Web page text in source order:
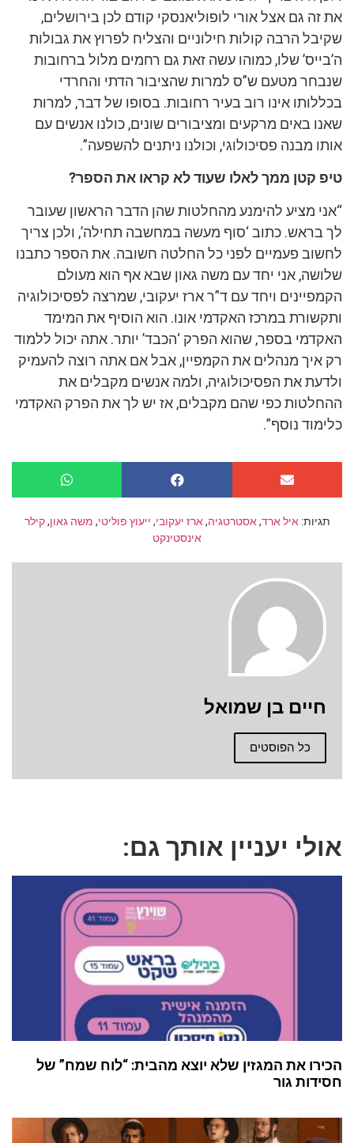
את זה גם אצל אורי לופוליאנסקי קודם לכן בירושלים,
שקיבל הרבה קולות חילוניים והצליח לפרוץ את גבולות
ה’בייס’ שלו, כמוהו עשה זאת גם רחמים מלול ברחובות
שנבחר מטעם ש”ס למרות שהציבור הדתי והחרדי
בכללותו אינו רוב בעיר רחובות. בסופו של דבר, למרות
שאנו באים מרקעים ומציבורים שונים, כולנו אנשים עם
אותו מבנה פסיכולוגי, וכולנו ניתנים להשפעה”.
טיפ קטן ממך לאלו שעוד לא קראו את הספר?
“אני מציע להימנע מהחלטות שהן הדבר הראשון שעובר
לך בראש. כתוב ‘סוף מעשה במחשבה תחילה’, ולכן צריך
לחשוב פעמיים לפני כל החלטה חשובה. את הספר כתבנו
שלושה, אני יחד עם משה גאון שבא אף הוא מעולם
הקמפיינים ויחד עם ד”ר ארז יעקובי, שמרצה לפסיכולוגיה
ותקשורת במרכז האקדמי אונו. הוא הוסיף את המימד
האקדמי בספר, שהוא הפרק ‘הכבד’ יותר. אתה יכול ללמוד
רק איך מנהלים את הקמפיין, אבל אם אתה רוצה להעמיק
ולדעת את הפסיכולוגיה, ולמה אנשים מקבלים את
ההחלטות כפי שהם מקבלים, אז יש לך את הפרק האקדמי
כלימוד נוסף”.
תגיות: איל ארד,אסטרטגיה,ארז יעקובי, ייעוץ פוליטי, משה גאון,קילר
אינסטינקט
חיים בן שמואל
כל הפוסטים
אולי יעניין אותך גם:
הכירו את המגזין שלא יוצא מהבית: “לוח שמח” של
חסידות גור